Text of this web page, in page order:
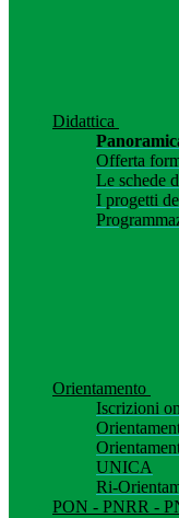
Didattica
Offerta
Le schede
I progetti
Orientamento
Iscrizioni
UNICA
Ri-
PON - PNRR -